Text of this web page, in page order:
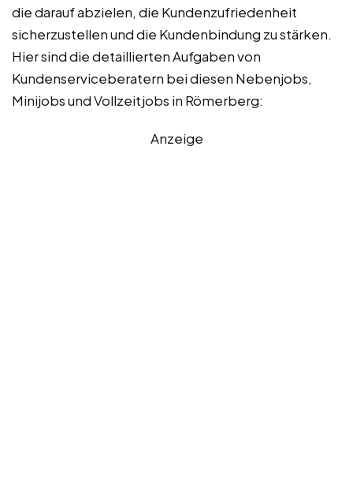
die darauf abzielen, die Kundenzufriedenheit
sicherzustellen und die Kundenbindung zu stärken.
Hier sind die detaillierten Aufgaben von
Kundenserviceberatern bei diesen Nebenjobs,
Minijobs und Vollzeitjobs in Römerberg:
Anzeige